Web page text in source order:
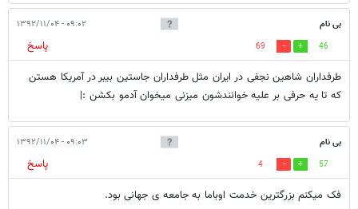
بی نام ۰۹:۰۲ - ۱۳۹۲/۱۱/۰۴
46
69
پاسخ
طرفداران شاهین نجفی در ایران مثل طرفداران جاستین بیبر در آمریکا هستن
که تا یه حرفی بر علیه خوانندشون میزنی میخوان آدمو بکشن :|
بی نام ۰۹:۰۳ - ۱۳۹۲/۱۱/۰۴
57
4
پاسخ
فک میکنم بزرگترین خدمت اوباما به جامعه ی جهانی بود.